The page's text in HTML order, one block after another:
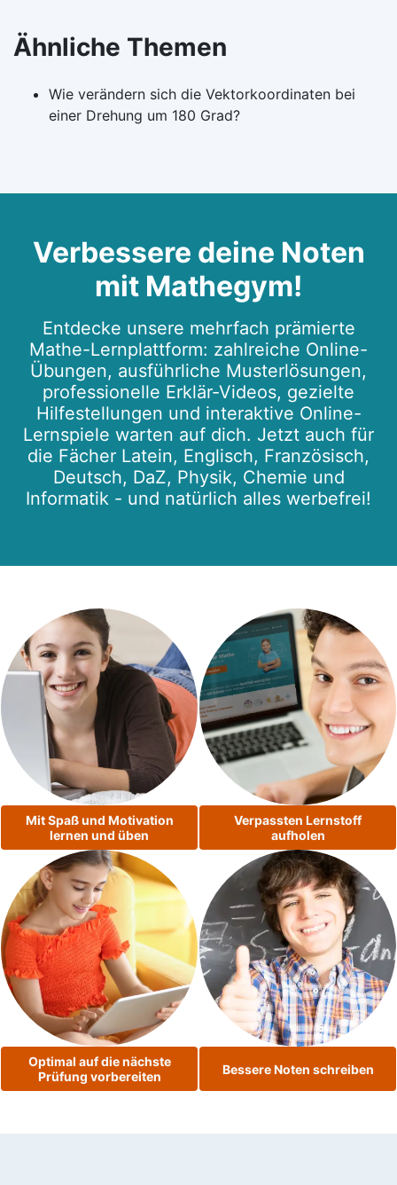
Ähnliche Themen
Wie verändern sich die Vektorkoordinaten bei
einer Drehung um 180 Grad?
Verbessere deine Noten
mit Mathegym!
Entdecke unsere mehrfach prämierte
Mathe-Lernplattform: zahlreiche Online-
Übungen, ausführliche Musterlösungen,
professionelle Erklär-Videos, gezielte
Hilfestellungen und interaktive Online-
Lernspiele warten auf dich. Jetzt auch für
die Fächer Latein, Englisch, Französisch,
Deutsch, DaZ, Physik, Chemie und
Informatik - und natürlich alles werbefrei!
Mit Spaß und Motivation
lernen und üben
Verpassten Lernstoff
aufholen
Optimal auf die nächste
Prüfung vorbereiten
Bessere Noten schreiben